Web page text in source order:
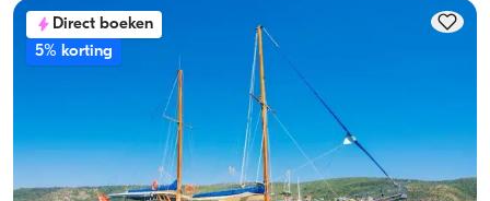
Direct boeken
5% korting